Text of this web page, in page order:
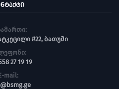
#22, ბათუმი
27 19 19
mail: